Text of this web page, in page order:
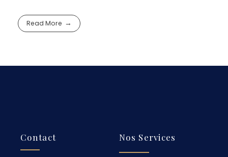
Read More
Contact Nos Services